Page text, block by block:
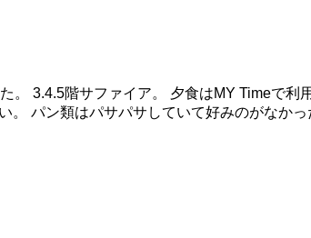
3.4.5階サファイア。 夕食はMY Timeで利
パン類はパサパサしていて好みのがなかっ